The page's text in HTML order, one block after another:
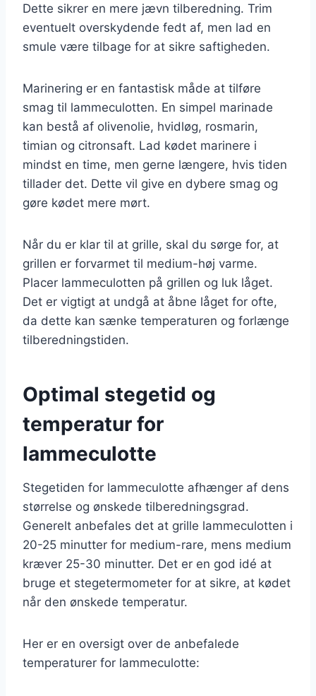
Dette sikrer en mere jævn tilberedning. Trim
eventuelt overskydende fedt af, men lad en
smule være tilbage for at sikre saftigheden.
Marinering er en fantastisk måde at tilføre
smag til lammeculotten. En simpel marinade
kan bestå af olivenolie, hvidløg, rosmarin,
timian og citronsaft. Lad kødet marinere i
mindst en time, men gerne længere, hvis tiden
tillader det. Dette vil give en dybere smag og
gøre kødet mere mørt.
Når du er klar til at grille, skal du sørge for, at
grillen er forvarmet til medium-høj varme.
Placer lammeculotten på grillen og luk låget.
Det er vigtigt at undgå at åbne låget for ofte,
da dette kan sænke temperaturen og forlænge
tilberedningstiden.
Optimal stegetid og
temperatur for
lammeculotte
Stegetiden for lammeculotte afhænger af dens
størrelse og ønskede tilberedningsgrad.
Generelt anbefales det at grille lammeculotten i
20-25 minutter for medium-rare, mens medium
kræver 25-30 minutter. Det er en god idé at
bruge et stegetermometer for at sikre, at kødet
når den ønskede temperatur.
Her er en oversigt over de anbefalede
temperaturer for lammeculotte: